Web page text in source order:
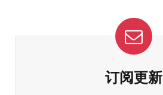
订阅更新